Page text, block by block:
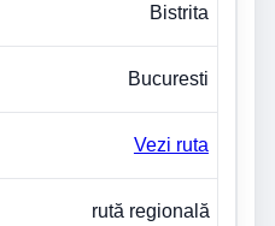
Bistrita
Bucuresti
Vezi ruta
rută regională